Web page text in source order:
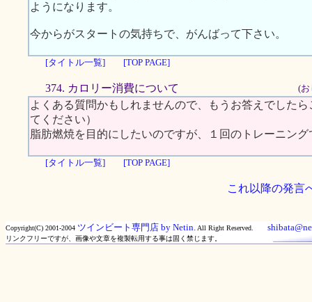
ようになります。
今からがスタートの気持ちで、がんばって下さい。
[タイトル一覧] [TOP PAGE]
374. カロリー消費について (お
よくある質問かもしれませんので、もうお答えでした
てください）
脂肪燃焼を目的にしたいのですが、１回のトレーニン
[タイトル一覧] [TOP PAGE]
これ以降の発言
Copyright(C) 2001-2004 ツインビート専門店 by Netin. All Right Reserved.
リンクフリーですが、画像や文章を複製転用する事は固く禁じます。